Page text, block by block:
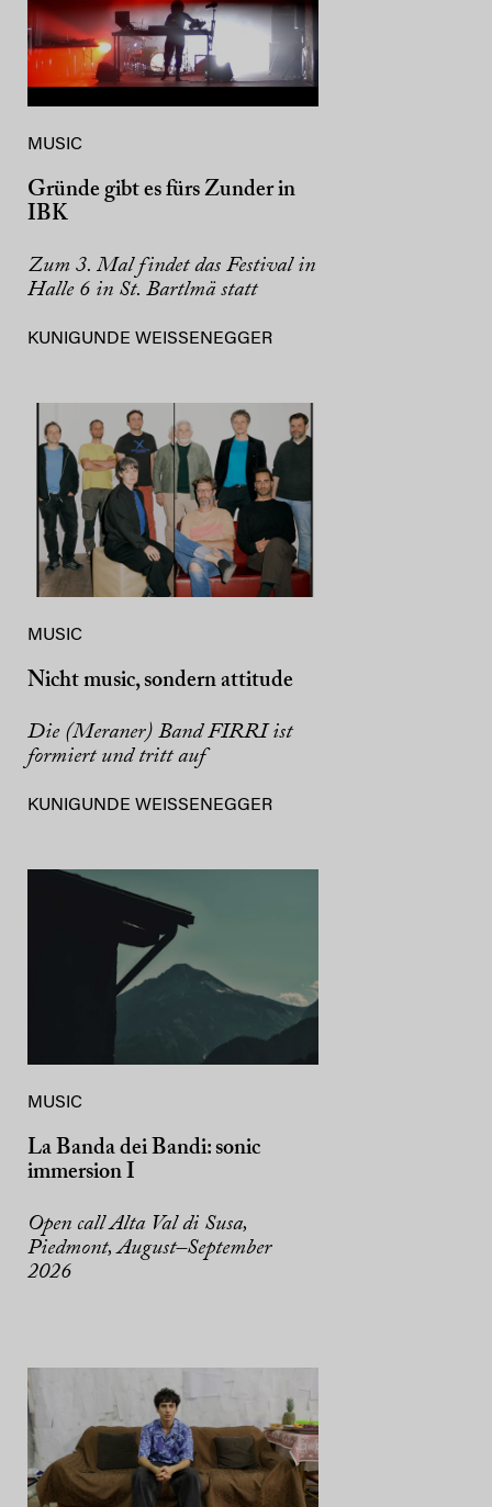
MUSIC
Gründe gibt es fürs Zunder in
IBK
Zum 3. Mal findet das Festival in
Halle 6 in St. Bartlmä statt
KUNIGUNDE WEISSENEGGER
MUSIC
Nicht music, sondern attitude
Die (Meraner) Band FIRRI ist
formiert und tritt auf
KUNIGUNDE WEISSENEGGER
MUSIC
La Banda dei Bandi: sonic
immersion I
Open call Alta Val di Susa,
Piedmont, August–September
2026